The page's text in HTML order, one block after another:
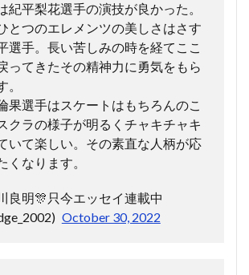
紀平梨花選手の演技が良かった。
とつのエレメンツの美しさはさす
選手。長い苦しみの時を経てここ
ってきたその精神力に勇気をもら
。
果選手はスケートはもちろんのこ
クラの様子が明るくチャキチャキ
いて楽しい。その素直な人柄が応
くなります。
良明🎊只今エッセイ連載中
October 30, 2022